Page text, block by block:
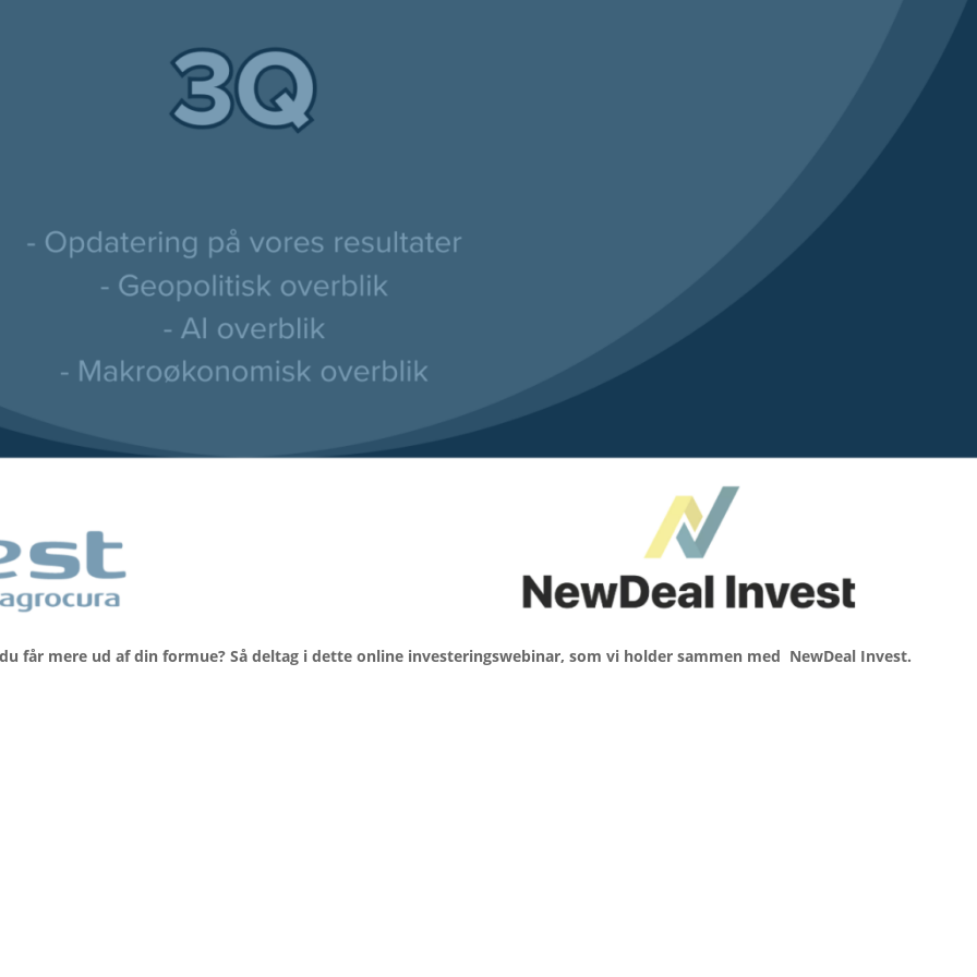
får mere ud af din formue? Så deltag i dette online investeringswebinar, som vi holder sammen med NewDeal Invest.